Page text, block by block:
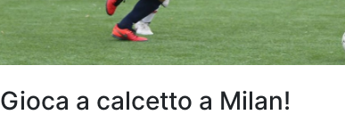
Gioca a calcetto a Milan!